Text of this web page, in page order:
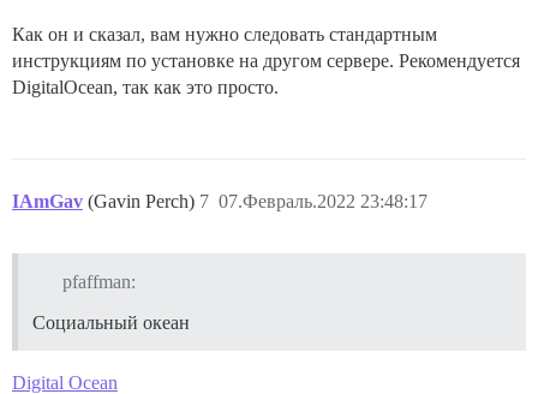
Как он и сказал, вам нужно следовать стандартным
инструкциям по установке на другом сервере. Рекомендуется
DigitalOcean, так как это просто.
IAmGav (Gavin Perch) 07.Февраль.2022 23:48:17
7
pfaffman:
Социальный океан
Digital Ocean